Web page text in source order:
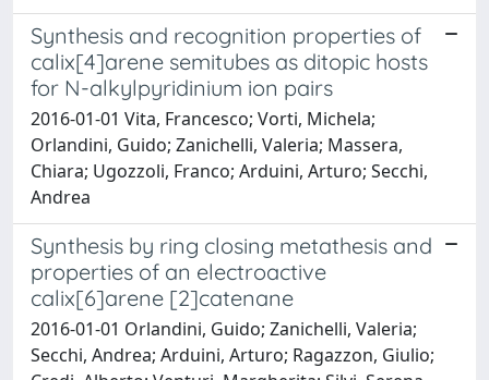
Synthesis and recognition properties of
calix[4]arene semitubes as ditopic hosts
for N-alkylpyridinium ion pairs
2016-01-01 Vita, Francesco; Vorti, Michela;
Orlandini, Guido; Zanichelli, Valeria; Massera,
Chiara; Ugozzoli, Franco; Arduini, Arturo; Secchi,
Andrea
Synthesis by ring closing metathesis and
properties of an electroactive
calix[6]arene [2]catenane
2016-01-01 Orlandini, Guido; Zanichelli, Valeria;
Secchi, Andrea; Arduini, Arturo; Ragazzon, Giulio;